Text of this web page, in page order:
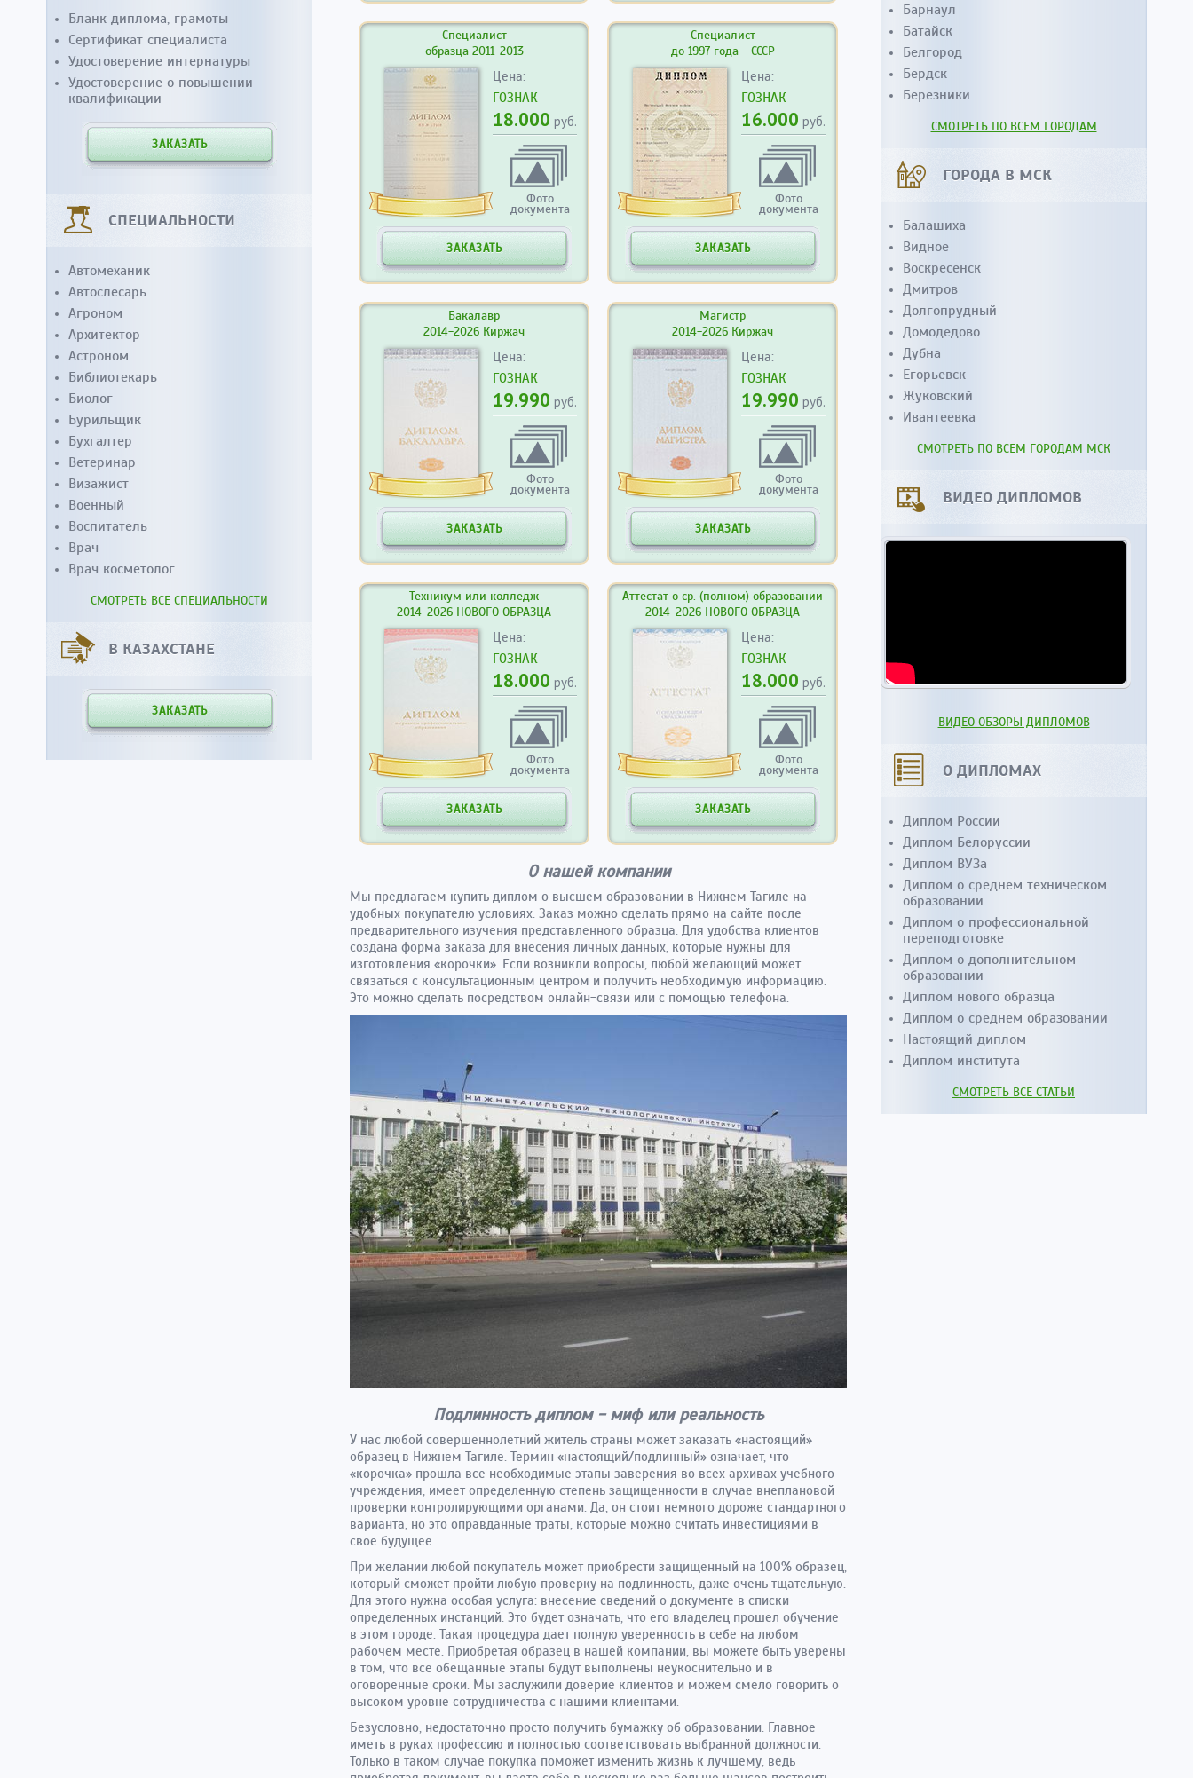
Специалист
образца 2011-2013
Цена:
ГОЗНАК
18.000 руб.
Фото
документа
ЗАКАЗАТЬ
Специалист
до 1997 года - СССР
Цена:
ГОЗНАК
16.000 руб.
Фото
документа
ЗАКАЗАТЬ
Бакалавр
2014-2026 Киржач
Цена:
ГОЗНАК
19.990 руб.
Фото
документа
ЗАКАЗАТЬ
Магистр
2014-2026 Киржач
Цена:
ГОЗНАК
19.990 руб.
Фото
документа
ЗАКАЗАТЬ
Техникум или колледж
2014-2026 НОВОГО ОБРАЗЦА
Цена:
ГОЗНАК
18.000 руб.
Фото
документа
ЗАКАЗАТЬ
Аттестат о ср. (полном) образовании
2014-2026 НОВОГО ОБРАЗЦА
Цена:
ГОЗНАК
18.000 руб.
Фото
документа
ЗАКАЗАТЬ
О нашей компании
Мы предлагаем купить диплом о высшем образовании в Нижнем Тагиле на
удобных покупателю условиях. Заказ можно сделать прямо на сайте после
предварительного изучения представленного образца. Для удобства клиентов
создана форма заказа для внесения личных данных, которые нужны для
изготовления «корочки». Если возникли вопросы, любой желающий может
связаться с консультационным центром и получить необходимую информацию.
Это можно сделать посредством онлайн-связи или с помощью телефона.
Подлинность диплом - миф или реальность
У нас любой совершеннолетний житель страны может заказать «настоящий»
образец в Нижнем Тагиле. Термин «настоящий/подлинный» означает, что
«корочка» прошла все необходимые этапы заверения во всех архивах учебного
учреждения, имеет определенную степень защищенности в случае внеплановой
проверки контролирующими органами. Да, он стоит немного дороже стандартного
варианта, но это оправданные траты, которые можно считать инвестициями в
свое будущее.
При желании любой покупатель может приобрести защищенный на 100% образец,
который сможет пройти любую проверку на подлинность, даже очень тщательную.
Для этого нужна особая услуга: внесение сведений о документе в списки
определенных инстанций. Это будет означать, что его владелец прошел обучение
в этом городе. Такая процедура дает полную уверенность в себе на любом
рабочем месте. Приобретая образец в нашей компании, вы можете быть уверены
в том, что все обещанные этапы будут выполнены неукоснительно и в
оговоренные сроки. Мы заслужили доверие клиентов и можем смело говорить о
высоком уровне сотрудничества с нашими клиентами.
Безусловно, недостаточно просто получить бумажку об образовании. Главное
иметь в руках профессию и полностью соответствовать выбранной должности.
Только в таком случае покупка поможет изменить жизнь к лучшему, ведь
Бланк диплома, грамоты
Сертификат специалиста
Удостоверение интернатуры
Удостоверение о повышении
квалификации
ЗАКАЗАТЬ
СПЕЦИАЛЬНОСТИ
Автомеханик
Автослесарь
Агроном
Архитектор
Астроном
Библиотекарь
Биолог
Бурильщик
Бухгалтер
Ветеринар
Визажист
Военный
Воспитатель
Врач
Врач косметолог
СМОТРЕТЬ ВСЕ СПЕЦИАЛЬНОСТИ
В КАЗАХСТАНЕ
ЗАКАЗАТЬ
Барнаул
Батайск
Белгород
Бердск
Березники
СМОТРЕТЬ ПО ВСЕМ ГОРОДАМ
ГОРОДА В МСК
Балашиха
Видное
Воскресенск
Дмитров
Долгопрудный
Домодедово
Дубна
Егорьевск
Жуковский
Ивантеевка
СМОТРЕТЬ ПО ВСЕМ ГОРОДАМ МСК
ВИДЕО ДИПЛОМОВ
ВИДЕО ОБЗОРЫ ДИПЛОМОВ
О ДИПЛОМАХ
Диплом России
Диплом Белоруссии
Диплом ВУЗа
Диплом о среднем техническом
образовании
Диплом о профессиональной
переподготовке
Диплом о дополнительном
образовании
Диплом нового образца
Диплом о среднем образовании
Настоящий диплом
Диплом института
СМОТРЕТЬ ВСЕ СТАТЬИ